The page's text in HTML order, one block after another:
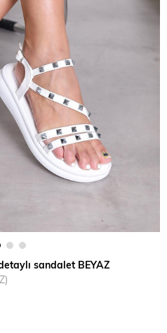
sandalet BEYAZ